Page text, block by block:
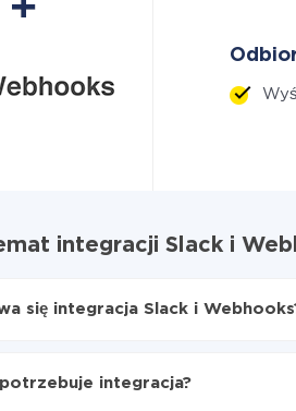
integracji Slack i
się integracja Slack i
potrzebuje integracja?